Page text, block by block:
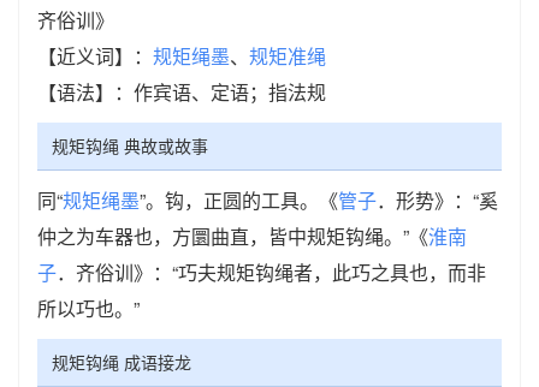
齐俗训》
【近义词】： 规矩绳墨、 规矩准绳
【语法】：作宾语、定语；指法规
规矩钩绳 典故或故事
同“规矩绳墨”。钩，正圆的工具。《管子．形势》：“奚
仲之为车器也，方圜曲直，皆中规矩钩绳。”《淮南
子．齐俗训》：“巧夫规矩钩绳者，此巧之具也，而非
所以巧也。”
规矩钩绳 成语接龙